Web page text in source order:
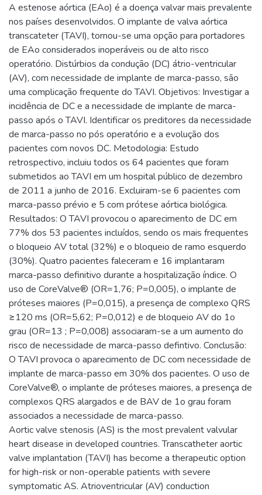
A estenose aórtica (EAo) é a doença valvar mais prevalente
nos países desenvolvidos. O implante de valva aórtica
transcateter (TAVI), tornou-se uma opção para portadores
de EAo considerados inoperáveis ou de alto risco
operatório. Distúrbios da condução (DC) átrio-ventricular
(AV), com necessidade de implante de marca-passo, são
uma complicação frequente do TAVI. Objetivos: Investigar a
incidência de DC e a necessidade de implante de marca-
passo após o TAVI. Identificar os preditores da necessidade
de marca-passo no pós operatório e a evolução dos
pacientes com novos DC. Metodologia: Estudo
retrospectivo, incluiu todos os 64 pacientes que foram
submetidos ao TAVI em um hospital público de dezembro
de 2011 a junho de 2016. Excluiram-se 6 pacientes com
marca-passo prévio e 5 com prótese aórtica biológica.
Resultados: O TAVI provocou o aparecimento de DC em
77% dos 53 pacientes incluídos, sendo os mais frequentes
o bloqueio AV total (32%) e o bloqueio de ramo esquerdo
(30%). Quatro pacientes faleceram e 16 implantaram
marca-passo definitivo durante a hospitalização índice. O
uso de CoreValve® (OR=1,76; P=0,005), o implante de
próteses maiores (P=0,015), a presença de complexo QRS
≥120 ms (OR=5,62; P=0,012) e de bloqueio AV do 1o
grau (OR=13 ; P=0,008) associaram-se a um aumento do
risco de necessidade de marca-passo defintivo. Conclusão:
O TAVI provoca o aparecimento de DC com necessidade de
implante de marca-passo em 30% dos pacientes. O uso de
CoreValve®, o implante de próteses maiores, a presença de
complexos QRS alargados e de BAV de 1o grau foram
associados a necessidade de marca-passo.
Aortic valve stenosis (AS) is the most prevalent valvular
heart disease in developed countries. Transcatheter aortic
valve implantation (TAVI) has become a therapeutic option
for high-risk or non-operable patients with severe
symptomatic AS. Atrioventricular (AV) conduction